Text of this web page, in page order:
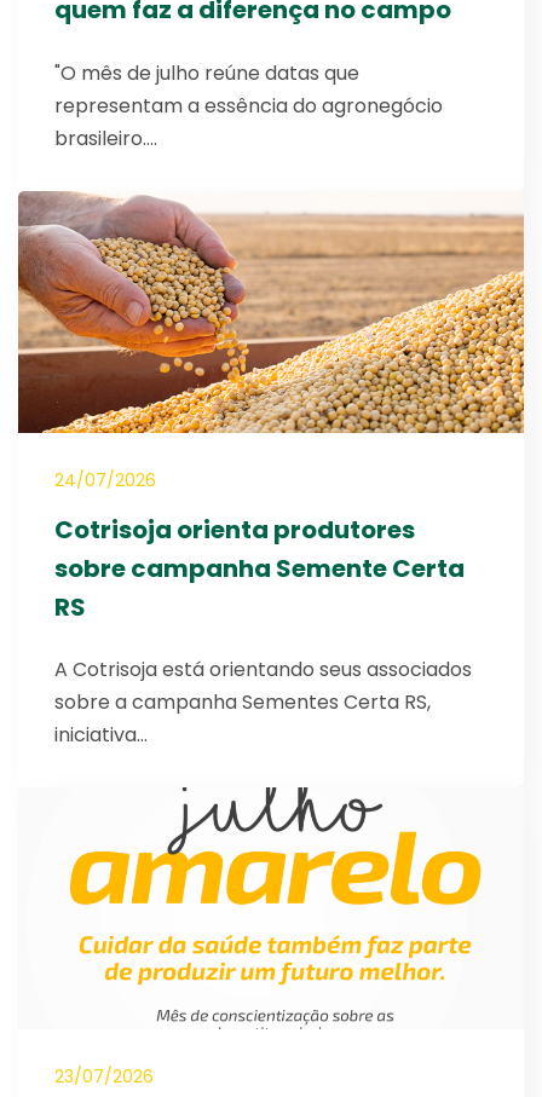
quem faz a diferença no campo
"O mês de julho reúne datas que
representam a essência do agronegócio
brasileiro.…
24/07/2026
Cotrisoja orienta produtores
sobre campanha Semente Certa
RS
A Cotrisoja está orientando seus associados
sobre a campanha Sementes Certa RS,
iniciativa…
23/07/2026